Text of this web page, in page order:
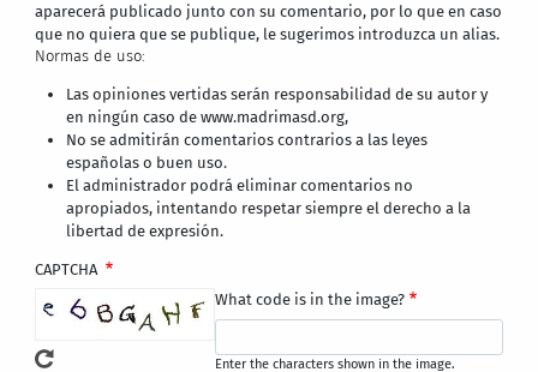
aparecerá publicado junto con su comentario, por lo que en caso
que no quiera que se publique, le sugerimos introduzca un alias.
Normas de uso:
Las opiniones vertidas serán responsabilidad de su autor y
en ningún caso de www.madrimasd.org,
No se admitirán comentarios contrarios a las leyes
españolas o buen uso.
El administrador podrá eliminar comentarios no
apropiados, intentando respetar siempre el derecho a la
libertad de expresión.
CAPTCHA
What code is in the image?
Enter the characters shown in the image.